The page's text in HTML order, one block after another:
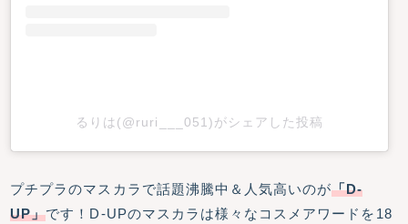
るりは(@ruri___051)がシェアした投稿
プチプラのマスカラで話題沸騰中＆人気高いのが「D-
UP」です！D-UPのマスカラは様々なコスメアワードを18